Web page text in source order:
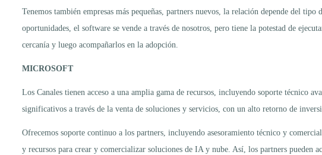
Tenemos también empresas más pequeñas, partners nuevos, la relación depende del
oportunidades, el software se vende a través de nosotros, pero tiene la potestad de
cercanía y luego acompañarlos en la adopción.
MICROSOFT
Los Canales tienen acceso a una amplia gama de recursos, incluyendo soporte técnico
significativos a través de la venta de soluciones y servicios, con un alto retorno de
Ofrecemos soporte continuo a los partners, incluyendo asesoramiento técnico y
y recursos para crear y comercializar soluciones de IA y nube. Así, los partners pueden